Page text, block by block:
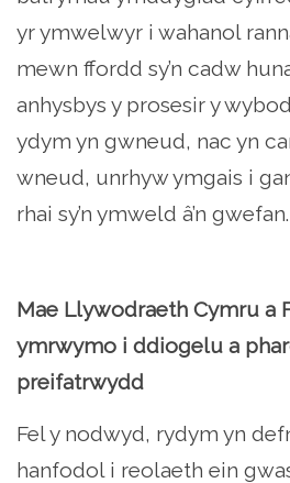
yr ymwelwyr i wahanol
mewn ffordd sy’n cadw
anhysbys y prosesir y
ydym yn gwneud, nac yn
wneud, unrhyw ymgais i
rhai sy’n ymweld â’n gwefan.
Mae Llywodraeth Cymru a
ymrwymo i ddiogelu a
preifatrwydd
Fel y nodwyd, rydym yn
hanfodol i reolaeth ein